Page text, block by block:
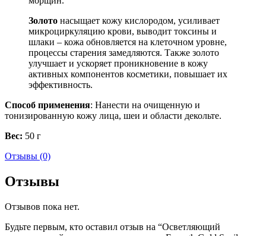
Золото насыщает кожу кислородом, усиливает
микроциркуляцию крови, выводит токсины и
шлаки – кожа обновляется на клеточном уровне,
процессы старения замедляются. Также золото
улучшает и ускоряет проникновение в кожу
активных компонентов косметики, повышает их
эффективность.
Способ применения: Нанести на очищенную и
тонизированную кожу лица, шеи и области декольте.
Вес: 50 г
Отзывы (0)
Отзывы
Отзывов пока нет.
Будьте первым, кто оставил отзыв на “Осветляющий